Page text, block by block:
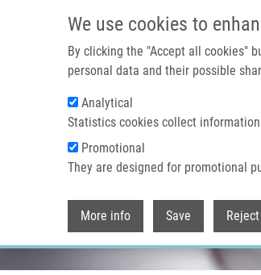
We use cookies to
By clicking the "Accept all cookies"
personal data and their possible
Analytical
Statistics cookies collect
Promotional
They are designed for promotional
More info Save
Header image